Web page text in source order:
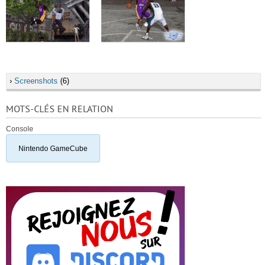
› Screenshots (6)
MOTS-CLÉS EN RELATION
Console
Nintendo GameCube